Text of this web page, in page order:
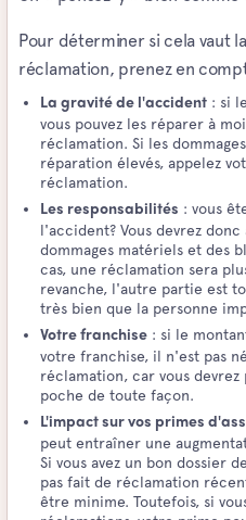
Pour déterminer si cela vaut
réclamation, prenez en
La gravité de l'accident : si
vous pouvez les réparer à
réclamation. Si les
réparation élevés, appelez
réclamation.
Les responsabilités : vous
l'accident? Vous devrez
dommages matériels et des
cas, une réclamation sera
revanche, l'autre partie est
très bien que la personne
Votre franchise : si le
votre franchise, il n'est pas
réclamation, car vous
poche de toute façon.
L'impact sur vos primes
peut entraîner une
Si vous avez un bon dossier
pas fait de réclamation
être minime. Toutefois, si